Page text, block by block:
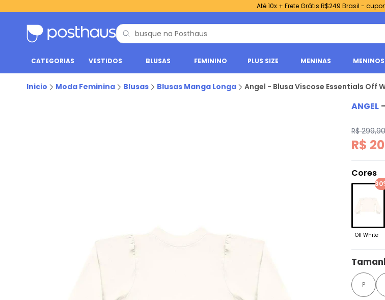
Até 10x + Frete Grátis R$249 Brasil -
CATEGORIAS VESTIDOS BLUSAS FEMININO PLUS SIZE MENINAS MENINOS
Inicio Moda Feminina Blusas Blusas Manga Longa Angel - Blusa Viscose Essentials Off
ANGEL -
R$ 299,90
R$
Cores
Off White
P